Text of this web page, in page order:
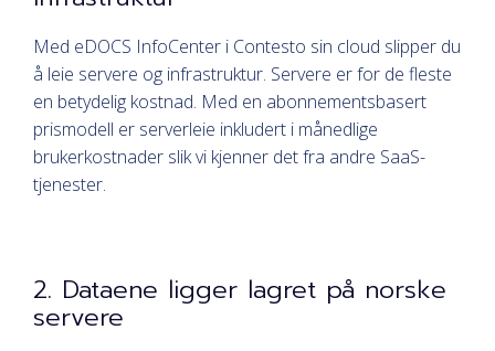
Med eDOCS InfoCenter i Contesto sin cloud slipper du
å leie servere og infrastruktur. Servere er for de fleste
en betydelig kostnad. Med en abonnementsbasert
prismodell er serverleie inkludert i månedlige
brukerkostnader slik vi kjenner det fra andre SaaS-
tjenester.
2. Dataene ligger lagret på norske
servere